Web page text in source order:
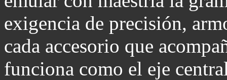
exigencia de precisión,
cada accesorio que
funciona como el eje